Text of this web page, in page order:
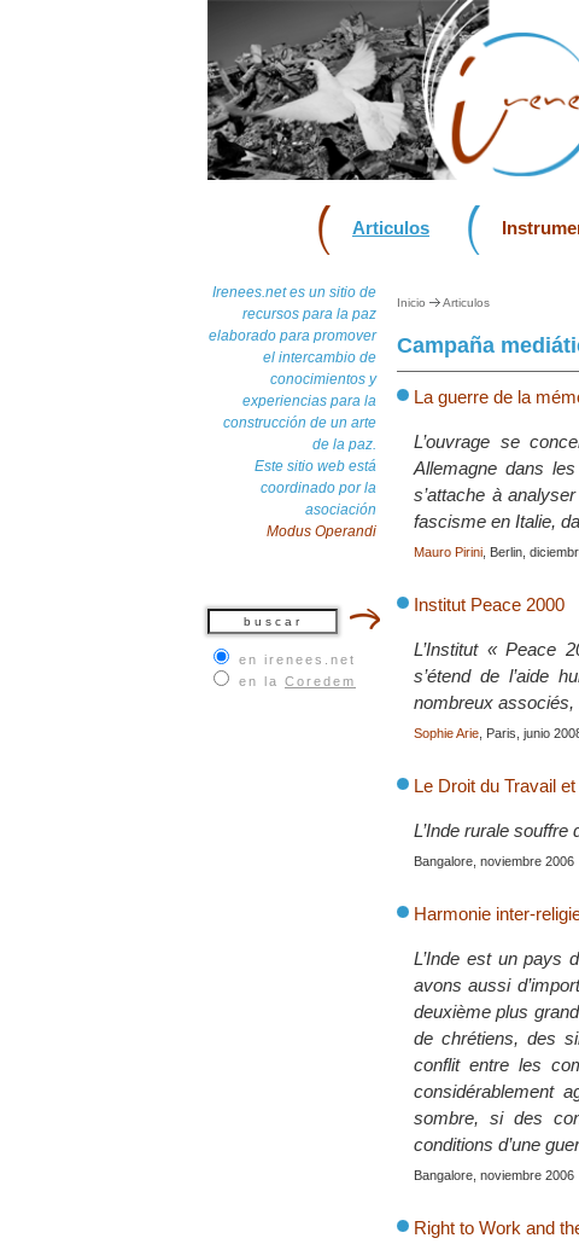
Articulos
Irenees.net es un sitio de
recursos para la paz
elaborado para promover
el intercambio de
conocimientos y
experiencias para la
construcción de un arte
de la paz.
Este sitio web está
coordinado por la
asociación
Modus Operandi
en irenees.net
en la Coredem
Inicio Articulos
Campaña
La guerre de la
L’ouvrage se
Allemagne dans
s’attache à
fascisme en Italie,
Mauro Pirini , Berlin,
Institut Peace 2000
L’Institut « Peace
s’étend de l’aide
nombreux associés,
Sophie Arie , Paris, junio
Le Droit du Travail
L’Inde rurale souffre
Bangalore, noviembre 2006
Harmonie inter-
L’Inde est un pays
avons aussi
deuxième plus
de chrétiens, des
conflit entre les
considérablement
sombre, si des
conditions d’une
Bangalore, noviembre 2006
Right to Work and